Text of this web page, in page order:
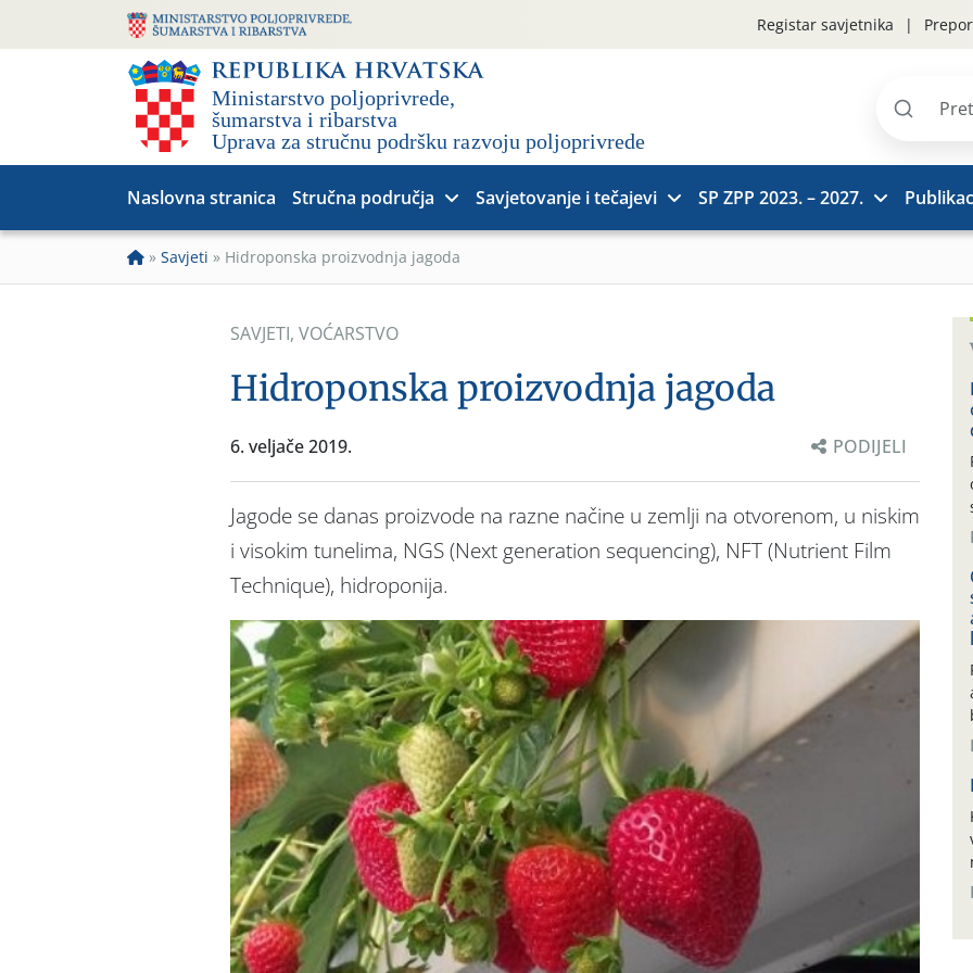
Registar savjetnika
Pretraži
Naslovna stranica Stručna područja Savjetovanje i tečajevi SP ZPP 2023. – 2027.
» Savjeti » Hidroponska proizvodnja jagoda
SAVJETI, VOĆARSTVO
Hidroponska proizvodnja jagoda
6. veljače 2019. PODIJELI
Jagode se danas proizvode na razne načine u zemlji na otvorenom, u niskim
i visokim tunelima, NGS (Next generation sequencing), NFT (Nutrient Film
Technique), hidroponija.